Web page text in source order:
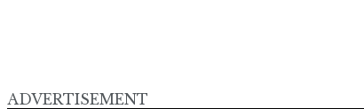
ADVERTISEMENT